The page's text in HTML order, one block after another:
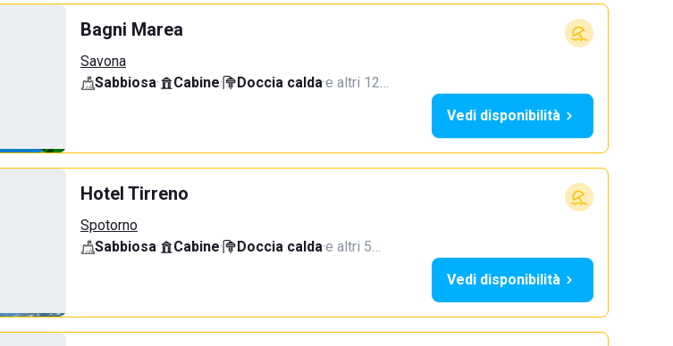
Bagni Marea
Savona
Sabbiosa· Cabine· Doccia calda·e altri 12…
Vedi disponibilità
Hotel Tirreno
Spotorno
Sabbiosa· Cabine· Doccia calda·e altri 5…
Vedi disponibilità